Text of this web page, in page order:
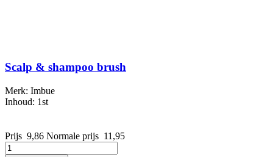
Scalp & shampoo brush
Merk: Imbue
Inhoud: 1st
Prijs 9,86 Normale prijs 11,95